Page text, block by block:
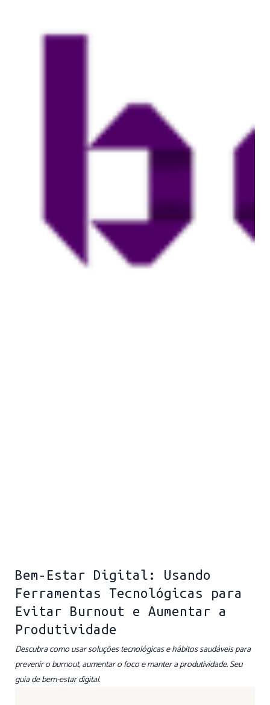
Bem-Estar Digital: Usando
Ferramentas Tecnológicas para
Evitar Burnout e Aumentar a
Produtividade
Descubra como usar soluções tecnológicas e hábitos saudáveis para
prevenir o burnout, aumentar o foco e manter a produtividade. Seu
guia de bem-estar digital.